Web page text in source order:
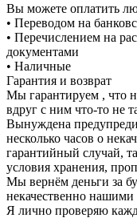
Вы можете оплатить
• Переводом на
• Перечислением на
документами
• Наличные
Гарантия и возврат
Мы гарантируем , что
вдруг с ним что-то не
Вынуждена
несколько часов о
гарантийный случай,
условия хранения,
Мы вернём деньги за
некачественно
Я лично проверяю